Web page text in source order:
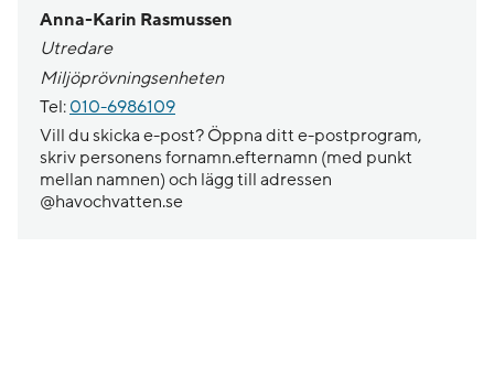
Anna-Karin Rasmussen
Utredare
Miljöprövningsenheten
Tel: 010-6986109
Vill du skicka e-post? Öppna ditt e-postprogram,
skriv personens fornamn.efternamn (med punkt
mellan namnen) och lägg till adressen
@havochvatten.se